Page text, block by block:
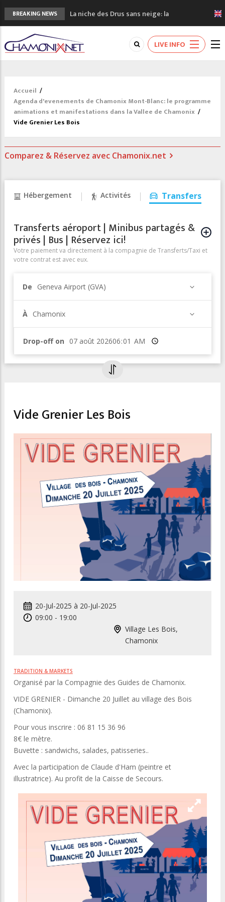
BREAKING NEWS
La niche des Drus sans neige: la
sécheresse en haute montagne
3 bonnes raisons pour visiter le nouveau
Musée du Mont-Blanc
Accidents en montagne: 3 personnes sont
à pied à Chamonix
3eme Chamonix Vallée Classics Festival
LIVE INFO
Accueil /
Agenda d'evenements de Chamonix Mont-Blanc: le programme
animations et manifestations dans la Vallee de Chamonix /
Vide Grenier Les Bois
Comparez & Réservez avec Chamonix.net
Hébergement Activités Transfers
Transferts aéroport | Minibus partagés &
privés | Bus | Réservez ici!
Votre paiement va directement à la compagnie de Transferts/Taxi et
votre contrat est avec eux.
De Geneva Airport (GVA)
À Chamonix
Drop-off on Heure
Vide Grenier Les Bois
20-Jul-2025 à 20-Jul-2025
09:00 - 19:00
Village Les Bois,
Chamonix
TRADITION & MARKETS
Organisé par la Compagnie des Guides de Chamonix.
VIDE GRENIER - Dimanche 20 Juillet au village des Bois
(Chamonix).
Pour vous inscrire : 06 81 15 36 96
8€ le mètre.
Buvette : sandwichs, salades, patisseries..
Avec la participation de Claude d'Ham (peintre et
illustratrice). Au profit de la Caisse de Secours.